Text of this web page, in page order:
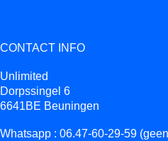
CONTACT INFO
Unlimited
Dorpssingel 6
6641BE Beuningen
Whatsapp : 06.47-60-29-59